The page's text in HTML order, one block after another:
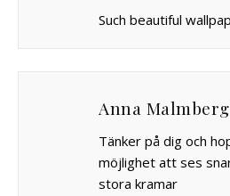
Such beautiful
Anna Malmberg
Tänker på dig och
möjlighet att ses
stora kramar